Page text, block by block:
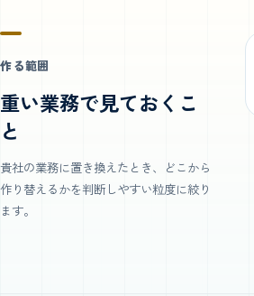
作る範囲
重い業務で見ておくこ
と
貴社の業務に置き換えたとき、どこから
作り替えるかを判断しやすい粒度に絞り
ます。